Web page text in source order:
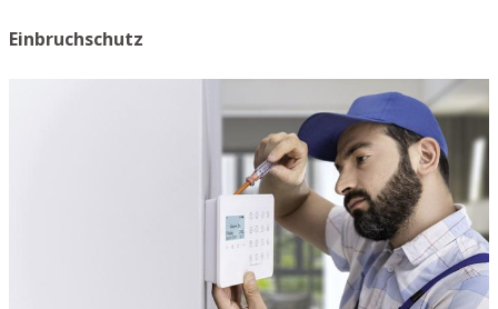
Einbruchschutz